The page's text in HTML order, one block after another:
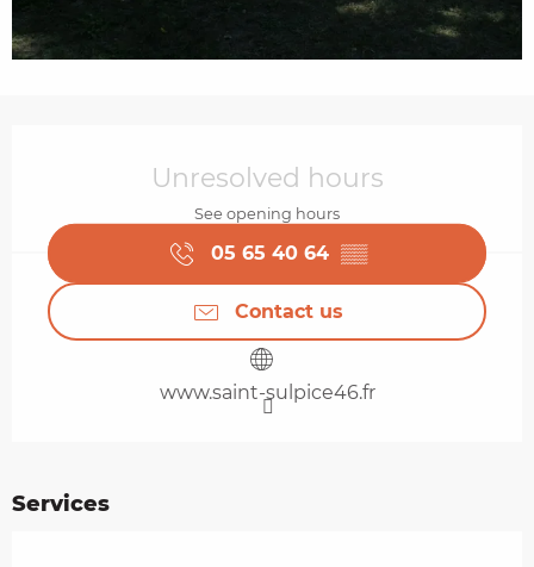
Unresolved hours
See opening hours
05 65 40 64 ▒▒
Contact us
www.saint-sulpice46.fr
Services